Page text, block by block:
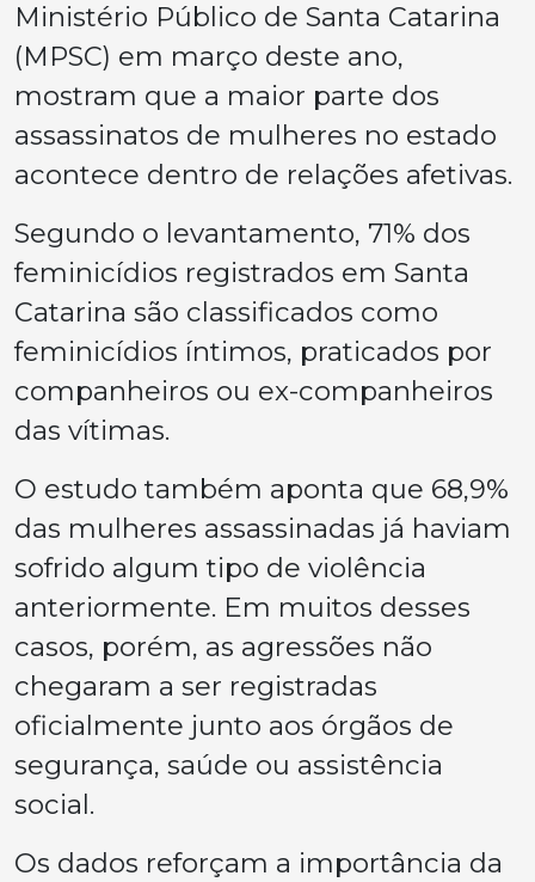
Ministério Público de Santa Catarina
(MPSC) em março deste ano,
mostram que a maior parte dos
assassinatos de mulheres no estado
acontece dentro de relações afetivas.
Segundo o levantamento, 71% dos
feminicídios registrados em Santa
Catarina são classificados como
feminicídios íntimos, praticados por
companheiros ou ex-companheiros
das vítimas.
O estudo também aponta que 68,9%
das mulheres assassinadas já haviam
sofrido algum tipo de violência
anteriormente. Em muitos desses
casos, porém, as agressões não
chegaram a ser registradas
oficialmente junto aos órgãos de
segurança, saúde ou assistência
social.
Os dados reforçam a importância da